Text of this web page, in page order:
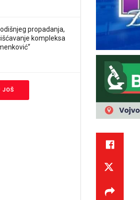
propadanja,
kompleksa
JOŠ